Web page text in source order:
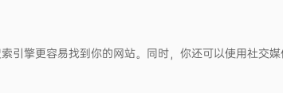
引擎更容易找到你的网站。同时，你还可以使用社交